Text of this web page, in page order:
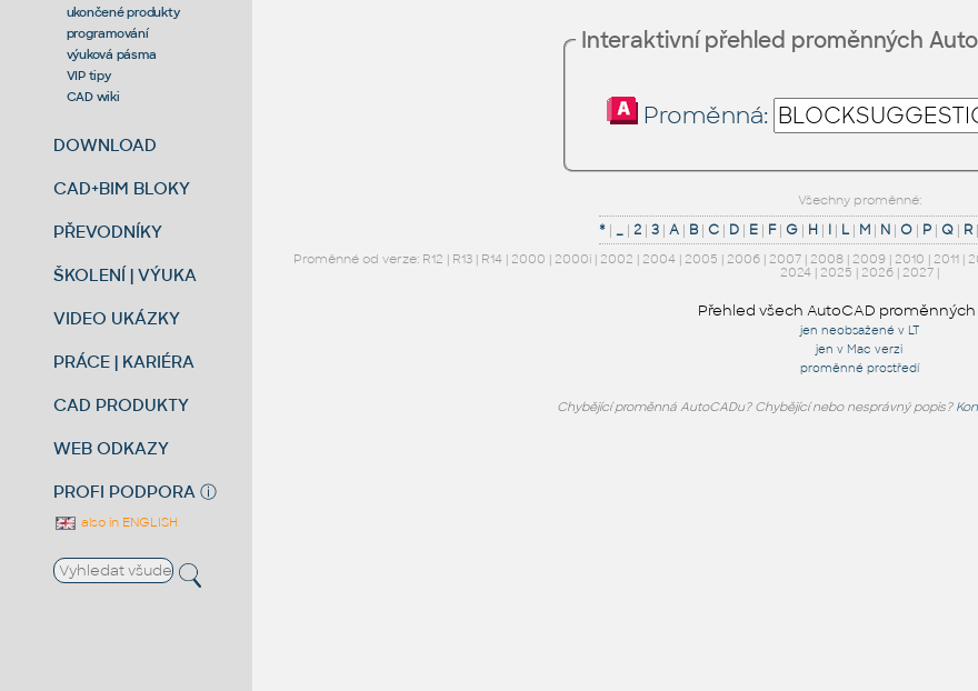
ukončené produkty
programování
výuková pásma
VIP tipy
CAD wiki
DOWNLOAD
CAD+BIM BLOKY
PŘEVODNÍKY
ŠKOLENÍ | VÝUKA
VIDEO UKÁZKY
PRÁCE | KARIÉRA
CAD PRODUKTY
WEB ODKAZY
PROFI PODPORA ⓘ
also in ENGLISH
Interaktivní přehled proměnných
Proměnná:
Všechny proměnné:
* | _ |2 |3 |A | B |C | D | E | F|G | H | I | L | M | N |O | P |Q | R
Proměnné od verze: R12 | R13| R14| 2000 | 2000i| 2002 | 2004| 2005 | 2006| 2007| 2008| 2009| 2010 | 2011|
2024| 2025 | 2026| 2027|
Přehled všech AutoCAD proměnných
jen neobsažené v LT
jen v Mac verzi
proměnné prostředí
Chybějící proměnná AutoCADu? Chybějící nebo nesprávný popis?